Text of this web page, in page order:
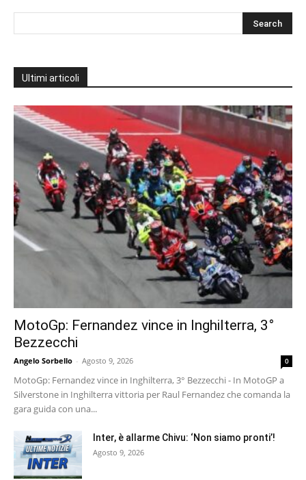
Ultimi articoli
MotoGp: Fernandez vince in Inghilterra, 3°
Bezzecchi
Angelo Sorbello - Agosto 9, 2026 0
MotoGp: Fernandez vince in Inghilterra, 3° Bezzecchi - In MotoGP a
Silverstone in Inghilterra vittoria per Raul Fernandez che comanda la
gara guida con una...
Inter, è allarme Chivu: ‘Non siamo pronti’!
Agosto 9, 2026